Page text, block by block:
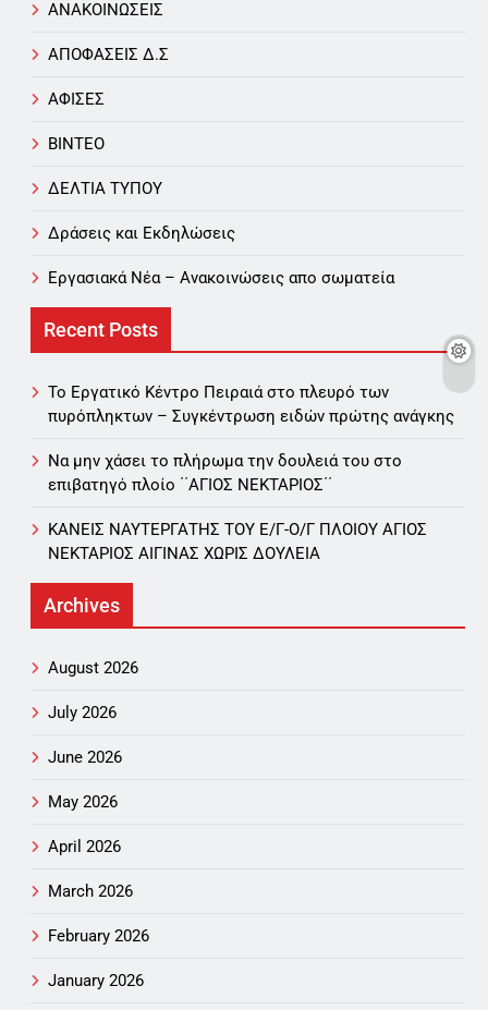
ΑΝΑΚΟΙΝΩΣΕΙΣ
ΑΠΟΦΑΣΕΙΣ Δ.Σ
ΑΦΙΣΕΣ
ΒΙΝΤΕΟ
ΔΕΛΤΙΑ ΤΥΠΟΥ
Δράσεις και Εκδηλώσεις
Εργασιακά Νέα – Aνακοινώσεις απο σωματεία
Recent Posts
Το Εργατικό Κέντρο Πειραιά στο πλευρό των
πυρόπληκτων – Συγκέντρωση ειδών πρώτης ανάγκης
Να μην χάσει το πλήρωμα την δουλειά του στο
επιβατηγό πλοίο ΄΄ΑΓΙΟΣ ΝΕΚΤΑΡΙΟΣ΄΄
ΚΑΝΕΙΣ ΝΑΥΤΕΡΓΑΤΗΣ TOY Ε/Γ-Ο/Γ ΠΛΟΙΟY ΑΓΙΟΣ
ΝΕΚΤΑΡΙΟΣ ΑΙΓΙΝΑΣ ΧΩΡΙΣ ΔΟΥΛΕΙΑ
Archives
August 2026
July 2026
June 2026
May 2026
April 2026
March 2026
February 2026
January 2026